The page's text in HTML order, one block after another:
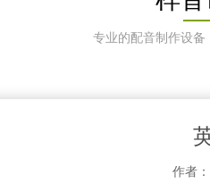
专业的配音制作设备
作者